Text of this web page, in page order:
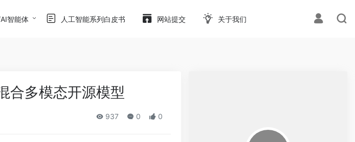
智能体 人工智能系列白皮书 网站提交 关于我们
合多模态开源模型
937 0 0